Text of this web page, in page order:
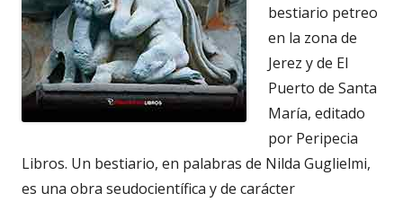
bestiario petreo
en la zona de
Jerez y de El
Puerto de Santa
María, editado
por Peripecia
Libros. Un bestiario, en palabras de Nilda Guglielmi,
es una obra seudocientífica y de carácter